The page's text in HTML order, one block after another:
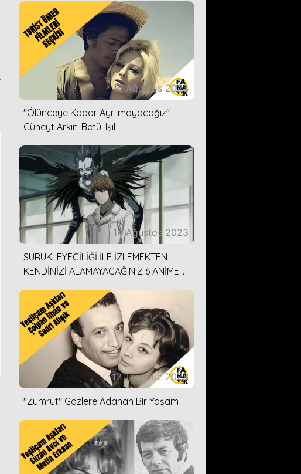
16 Ağustos 2023
''Ölünceye Kadar Ayrılmayacağız''
Cüneyt Arkın-Betül Işıl
14 Ağustos 2023
SÜRÜKLEYECİLİĞİ İLE İZLEMEKTEN
KENDİNİZİ ALAMAYACAĞINIZ 6 ANİME
12 Temmuz 2023
''Zümrüt'' Gözlere Adanan Bir Yaşam